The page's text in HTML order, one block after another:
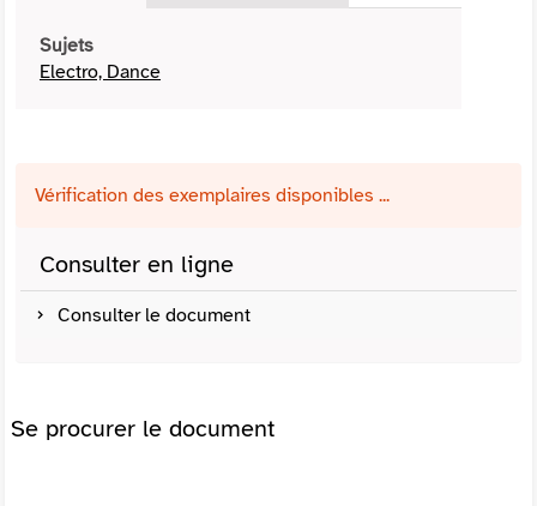
Sujets
Electro, Dance
Vérification des exemplaires disponibles ...
Consulter en ligne
Consulter le document
Se procurer le document